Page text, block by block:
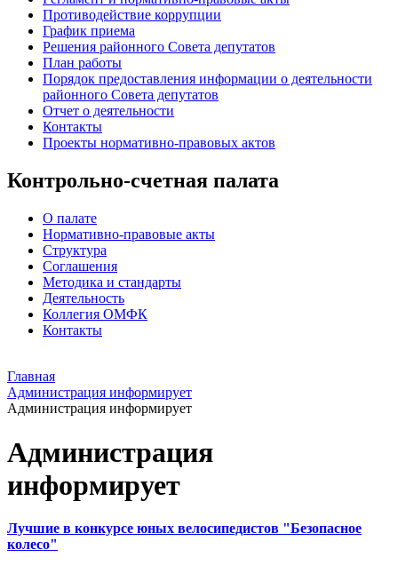
Противодействие коррупции
График приема
Решения районного Совета депутатов
План работы
Порядок предоставления информации о деятельности
районного Совета депутатов
Отчет о деятельности
Контакты
Проекты нормативно-правовых актов
Контрольно-счетная палата
О палате
Нормативно-правовые акты
Структура
Соглашения
Методика и стандарты
Деятельность
Коллегия ОМФК
Контакты
Главная
Администрация информирует
Администрация информирует
Администрация
информирует
Лучшие в конкурсе юных велосипедистов "Безопасное
колесо"